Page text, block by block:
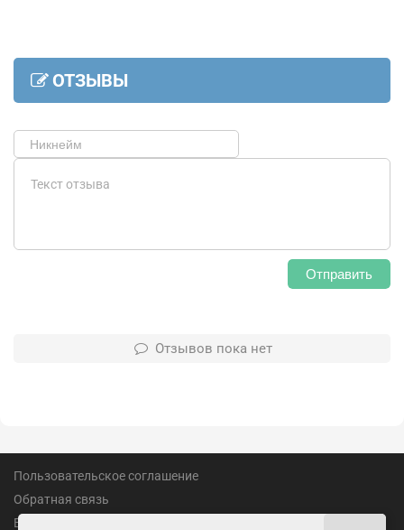
ОТЗЫВЫ
Отправить
Отзывов пока нет
Пользовательское соглашение
Обратная связь
Вакансии